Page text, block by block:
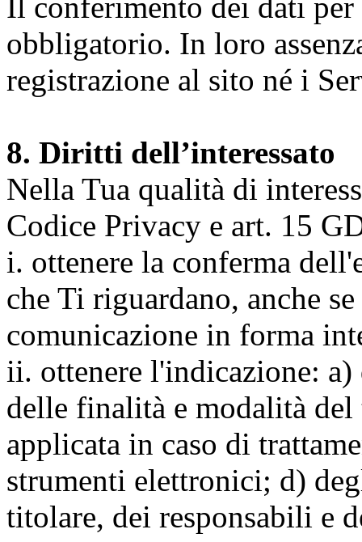
Il conferimento dei dati
obbligatorio. In loro
registrazione al sito né i
8. Diritti dell’interessato
Nella Tua qualità di
Codice Privacy e art. 15
i. ottenere la conferma
che Ti riguardano, anche
comunicazione in forma
ii. ottenere l'indicazione:
delle finalità e modalità
applicata in caso di
strumenti elettronici; d)
titolare, dei responsabili e